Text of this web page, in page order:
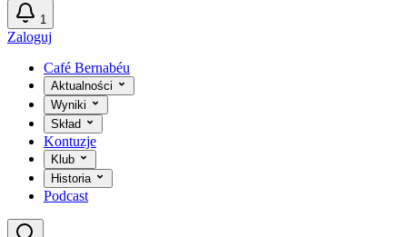
1
Zaloguj
Café Bernabéu
Aktualności
Wyniki
Skład
Kontuzje
Klub
Historia
Podcast